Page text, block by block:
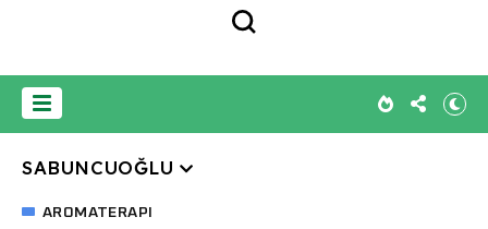
SABUNCUOĞLU
AROMATERAPI